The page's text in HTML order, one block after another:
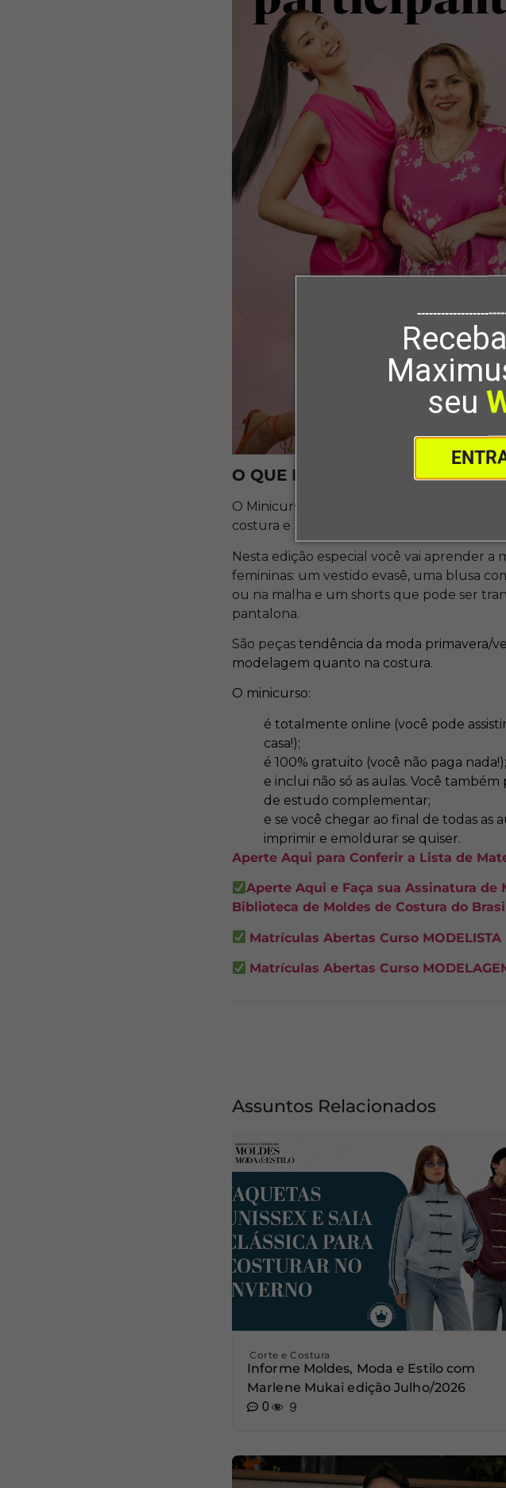
seu
O QUE É O MINICURSO
O Minicurso Gratuito de Modelagem e
costura e modelagem que vai ser realizado
Nesta edição especial você vai aprender
femininas: um vestido evasê, uma blusa
ou na malha e um shorts que pode ser
pantalona.
São peças tendência da moda primavera/
modelagem quanto na costura.
O minicurso:
é totalmente online (você pode
casa!);
é 100% gratuito (você não paga nada!);
e inclui não só as aulas. Você
de estudo complementar;
e se você chegar ao final de todas
imprimir e emoldurar se quiser.
Aperte Aqui para Conferir a Lista de
Aperte Aqui e Faça sua Assinatura de
Biblioteca de Moldes de Costura do
Matrículas Abertas Curso
Matrículas Abertas Curso
Assuntos Relacionados
Corte e Costura
Informe Moldes, Moda e Estilo com
Marlene Mukai edição Julho/2026
0
9